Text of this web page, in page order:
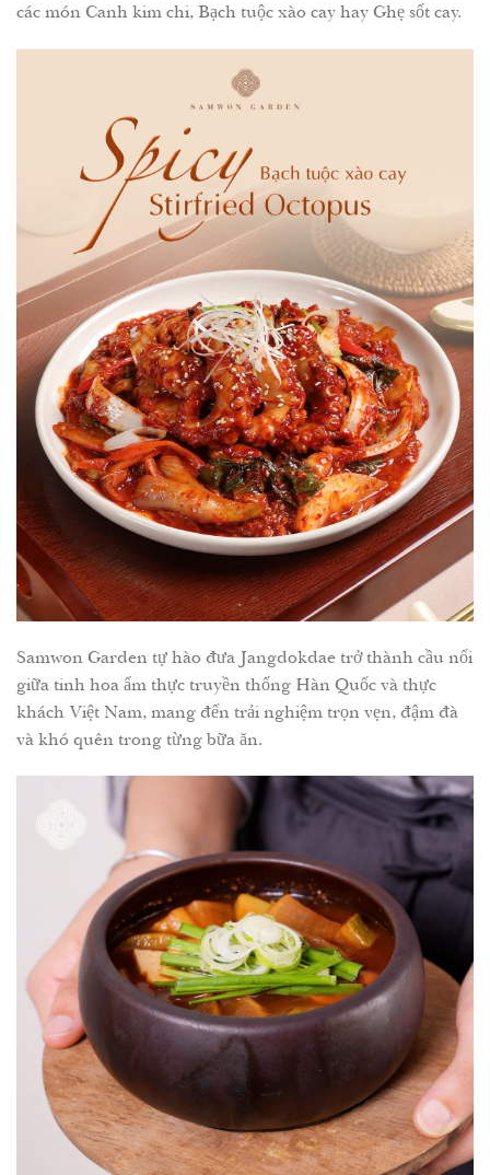
các món Canh kim chi, Bạch tuộc xào cay hay Ghẹ sốt cay.
Samwon Garden tự hào đưa Jangdokdae trở thành cầu nối
giữa tinh hoa ẩm thực truyền thống Hàn Quốc và thực
khách Việt Nam, mang đến trải nghiệm trọn vẹn, đậm đà
và khó quên trong từng bữa ăn.